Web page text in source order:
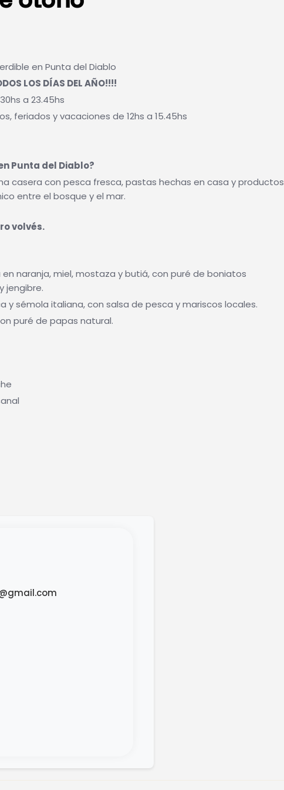
en Punta del Diablo
LOS DÍAS DEL AÑO!!!!
a 23.45hs
feriados y vacaciones de 12hs a 15.45hs
Punta del Diablo?
casera con pesca fresca, pastas hechas en casa y productos
entre el bosque y el mar.
volvés.
naranja, miel, mostaza y butiá, con puré de boniatos
jengibre.
y sémola italiana, con salsa de pesca y mariscos locales.
puré de papas natural.